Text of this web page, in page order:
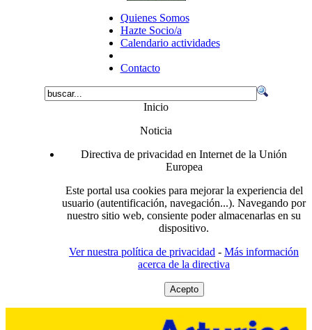
Quienes Somos
Hazte Socio/a
Calendario actividades
Contacto
Inicio
Noticia
Directiva de privacidad en Internet de la Unión
Europea
Este portal usa cookies para mejorar la experiencia del
usuario (autentificación, navegación...). Navegando por
nuestro sitio web, consiente poder almacenarlas en su
dispositivo.
Ver nuestra política de privacidad - Más información
acerca de la directiva
Acepto